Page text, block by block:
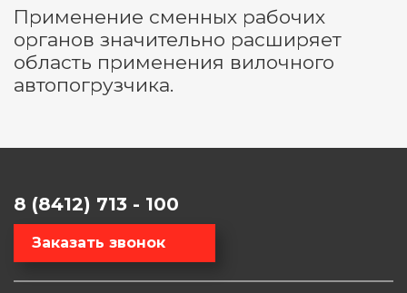
Применение сменных рабочих
органов значительно расширяет
область применения вилочного
автопогрузчика.
8 (8412) 713 - 100
Заказать звонок